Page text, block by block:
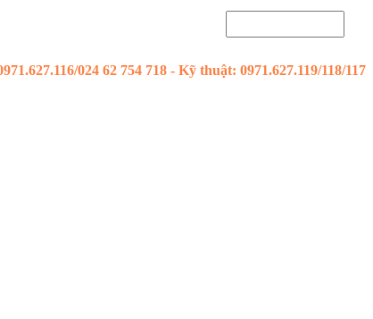
024 62 754 718 - Kỹ thuật: 0971.627.119/118/117